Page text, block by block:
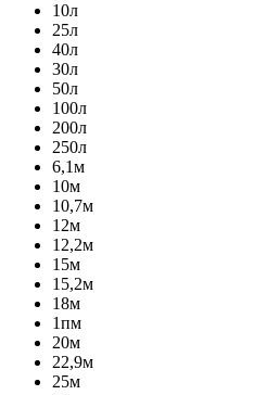
10л
25л
40л
30л
50л
100л
200л
250л
6,1м
10м
10,7м
12м
12,2м
15м
15,2м
18м
1пм
20м
22,9м
25м